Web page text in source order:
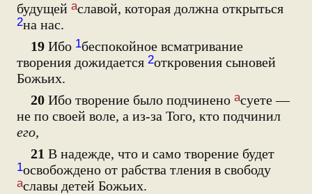
будущей аславой, которая должна открыться
2на нас.
19 Ибо 1беспокойное всматривание
творения дожидается 2откровения сыновей
Божьих.
20 Ибо творение было подчинено асуете —
не по своей воле, а из-за Того, кто подчинил
его,
21 В надежде, что и само творение будет
1освобождено от рабства тления в свободу
аславы детей Божьих.